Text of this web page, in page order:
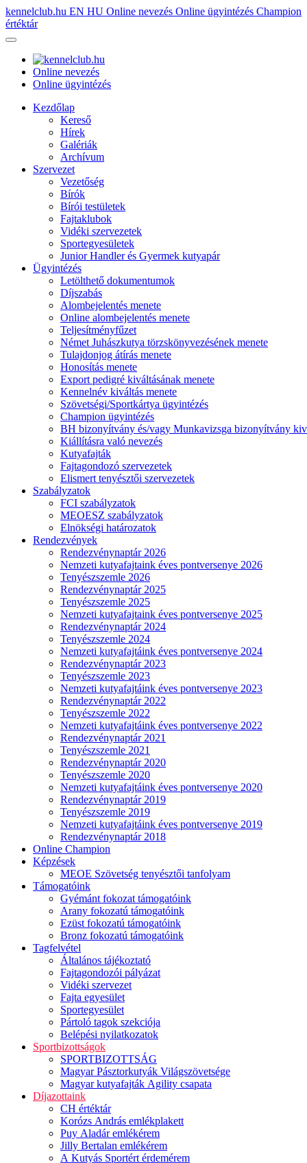
kennelclub.hu EN HU Online nevezés Online ügyintézés Champion
értéktár
Online nevezés
Online ügyintézés
Kezdőlap
Kereső
Hírek
Galériák
Archívum
Szervezet
Vezetőség
Bírók
Bírói testületek
Fajtaklubok
Vidéki szervezetek
Sportegyesületek
Junior Handler és Gyermek kutyapár
Ügyintézés
Letölthető dokumentumok
Díjszabás
Alombejelentés menete
Online alombejelentés menete
Teljesítményfűzet
Német Juhászkutya törzskönyvezésének menete
Tulajdonjog átírás menete
Honosítás menete
Export pedigré kiváltásának menete
Kennelnév kiváltás menete
Szövetségi/Sportkártya ügyintézés
Champion ügyintézés
BH bizonyítvány és/vagy Munkavizsga bizonyítvány
Kiállításra való nevezés
Kutyafajták
Fajtagondozó szervezetek
Elismert tenyésztői szervezetek
Szabályzatok
FCI szabályzatok
MEOESZ szabályzatok
Elnökségi határozatok
Rendezvények
Rendezvénynaptár 2026
Nemzeti kutyafajtaink éves pontversenye 2026
Tenyészszemle 2026
Rendezvénynaptár 2025
Tenyészszemle 2025
Nemzeti kutyafajtaink éves pontversenye 2025
Rendezvénynaptár 2024
Tenyészszemle 2024
Nemzeti kutyafajtáink éves pontversenye 2024
Rendezvénynaptár 2023
Tenyészszemle 2023
Nemzeti kutyafajtáink éves pontversenye 2023
Rendezvénynaptár 2022
Tenyészszemle 2022
Nemzeti kutyafajtáink éves pontversenye 2022
Rendezvénynaptár 2021
Tenyészszemle 2021
Rendezvénynaptár 2020
Tenyészszemle 2020
Nemzeti kutyafajtáink éves pontversenye 2020
Rendezvénynaptár 2019
Tenyészszemle 2019
Nemzeti kutyafajtáink éves pontversenye 2019
Rendezvénynaptár 2018
Online Champion
Képzések
MEOE Szövetség tenyésztői tanfolyam
Támogatóink
Gyémánt fokozat támogatóink
Arany fokozatú támogatóink
Ezüst fokozatú támogatóink
Bronz fokozatú támogatóink
Tagfelvétel
Általános tájékoztató
Fajtagondozói pályázat
Vidéki szervezet
Fajta egyesület
Sportegyesület
Pártoló tagok szekciója
Belépési nyilatkozatok
Sportbizottságok
SPORTBIZOTTSÁG
Magyar Pásztorkutyák Világszövetsége
Magyar kutyafajták Agility csapata
Díjazottaink
CH értéktár
Korózs András emlékplakett
Puy Aladár emlékérem
Jilly Bertalan emlékérem
A Kutyás Sportért érdemérem